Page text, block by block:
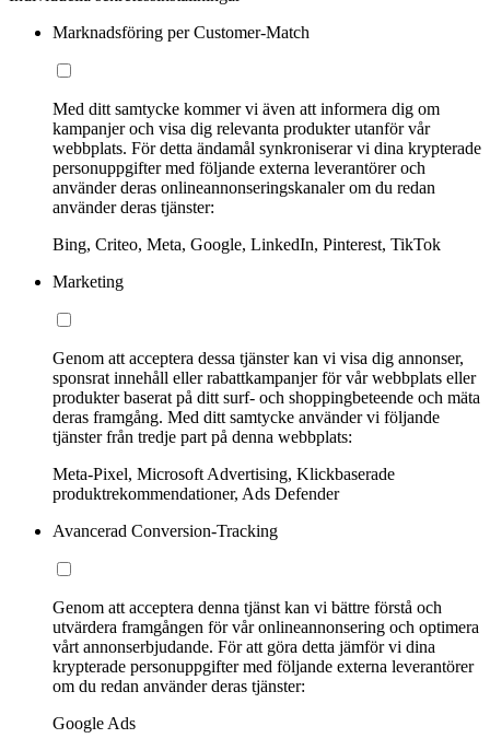
Marknadsföring per Customer-Match
Med ditt samtycke kommer vi även att informera dig om
kampanjer och visa dig relevanta produkter utanför vår
webbplats. För detta ändamål synkroniserar vi dina krypterade
personuppgifter med följande externa leverantörer och
använder deras onlineannonseringskanaler om du redan
använder deras tjänster:
Bing, Criteo, Meta, Google, LinkedIn, Pinterest, TikTok
Marketing
Genom att acceptera dessa tjänster kan vi visa dig annonser,
sponsrat innehåll eller rabattkampanjer för vår webbplats eller
produkter baserat på ditt surf- och shoppingbeteende och mäta
deras framgång. Med ditt samtycke använder vi följande
tjänster från tredje part på denna webbplats:
Meta-Pixel, Microsoft Advertising, Klickbaserade
produktrekommendationer, Ads Defender
Avancerad Conversion-Tracking
Genom att acceptera denna tjänst kan vi bättre förstå och
utvärdera framgången för vår onlineannonsering och optimera
vårt annonserbjudande. För att göra detta jämför vi dina
krypterade personuppgifter med följande externa leverantörer
om du redan använder deras tjänster:
Google Ads